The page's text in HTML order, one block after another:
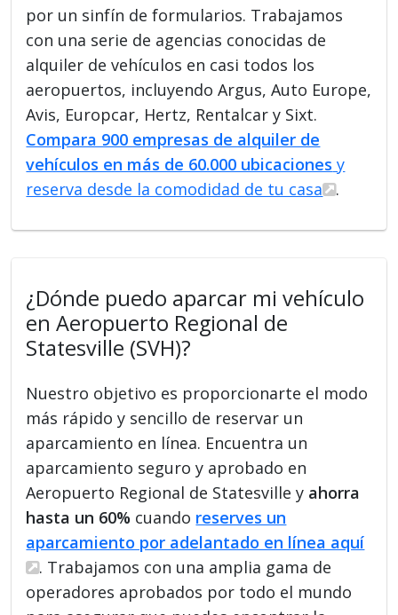
por un sinfín de formularios. Trabajamos
con una serie de agencias conocidas de
alquiler de vehículos en casi todos los
aeropuertos, incluyendo Argus, Auto Europe,
Avis, Europcar, Hertz, Rentalcar y Sixt.
Compara 900 empresas de alquiler de
vehículos en más de 60.000 ubicaciones y
reserva desde la comodidad de tu casa
.
¿Dónde puedo aparcar mi vehículo
en Aeropuerto Regional de
Statesville (SVH)?
Nuestro objetivo es proporcionarte el modo
más rápido y sencillo de reservar un
aparcamiento en línea. Encuentra un
aparcamiento seguro y aprobado en
Aeropuerto Regional de Statesville y ahorra
hasta un 60% cuando reserves un
aparcamiento por adelantado en línea aquí
. Trabajamos con una amplia gama de
operadores aprobados por todo el mundo